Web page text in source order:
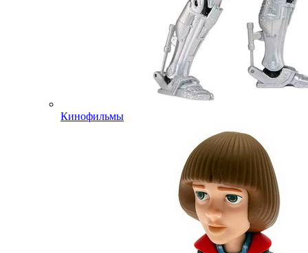
Кинофильмы